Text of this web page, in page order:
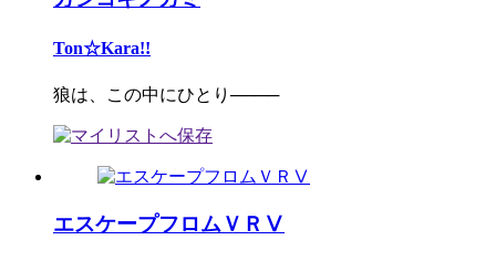
Ton☆Kara!!
狼は、この中にひとり────
エスケープフロムＶＲⅤ